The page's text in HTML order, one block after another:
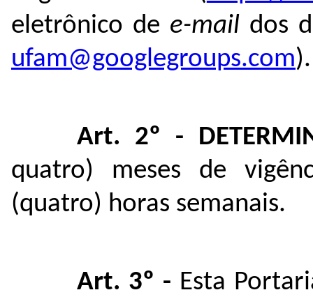
eletrônico de e-mail dos
ufam@googlegroups.com).
Art. 2º -
quatro) meses de
(quatro) horas semanais.
Art. 3º - Esta